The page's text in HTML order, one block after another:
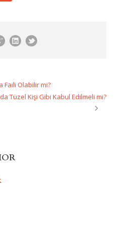
Faili Olabilir mi?
Tüzel Kişi Gibi Kabul Edilmeli mi?